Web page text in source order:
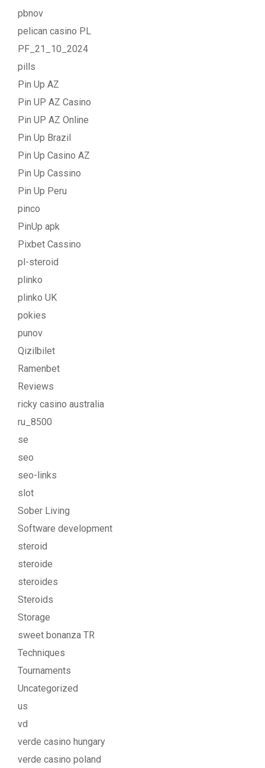
pbnov
pelican casino PL
PF_21_10_2024
pills
Pin Up AZ
Pin UP AZ Casino
Pin UP AZ Online
Pin Up Brazil
Pin Up Casino AZ
Pin Up Cassino
Pin Up Peru
pinco
PinUp apk
Pixbet Cassino
pl-steroid
plinko
plinko UK
pokies
punov
Qizilbilet
Ramenbet
Reviews
ricky casino australia
ru_8500
se
seo
seo-links
slot
Sober Living
Software development
steroid
steroide
steroides
Steroids
Storage
sweet bonanza TR
Techniques
Tournaments
Uncategorized
us
vd
verde casino hungary
verde casino poland